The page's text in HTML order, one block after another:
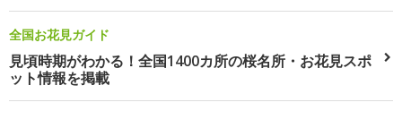
全国お花見ガイド
見頃時期がわかる！全国1400カ所の桜名所・お花見スポ
ット情報を掲載